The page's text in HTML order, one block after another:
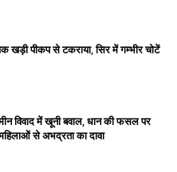
खड़ी पीकप से टकराया, सिर में गम्भीर चोटें
विवाद में खूनी बवाल, धान की फसल पर
से अभद्रता का दावा